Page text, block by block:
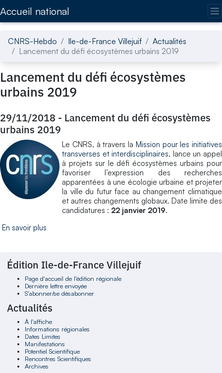
Accueil national
CNRS-Hebdo Ile-de-France Villejuif
Actualités
Lancement du défi écosystèmes urbains 2019
Lancement du défi écosystèmes
urbains 2019
29/11/2018 - Lancement du défi écosystèmes
urbains 2019
Le CNRS, à travers la Mission pour les initiatives
transverses et interdisciplinaires, lance un appel
à projets sur le défi écosystèmes urbains pour
favoriser l’expression des recherches
apparentées à une écologie urbaine et projeter
la ville du futur face au changement climatique
et autres changements globaux. Date limite des
candidatures : 22 janvier 2019.
En savoir plus
Édition Ile-de-France Villejuif
Page d'accueil de l'édition régionale
Dernière lettre envoyée
S'abonner/se désabonner
Actualités
À l'affiche
Informations régionales
Dates Limites
Manifestations
Potentiel Scientifique
Rencontres Scientifiques
Archives